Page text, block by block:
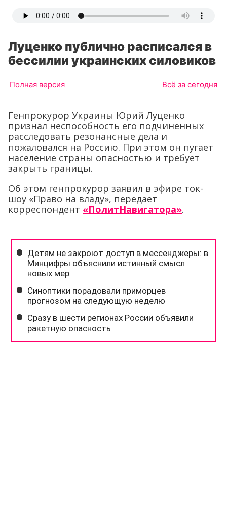
Луценко публично расписался в
бессилии украинских силовиков
Полная версия Всё за сегодня
Генпрокурор Украины Юрий Луценко
признал неспособность его подчиненных
расследовать резонансные дела и
пожаловался на Россию. При этом он пугает
население страны опасностью и требует
закрыть границы.
Об этом генпрокурор заявил в эфире ток-
шоу «Право на владу», передает
корреспондент «ПолитНавигатора».